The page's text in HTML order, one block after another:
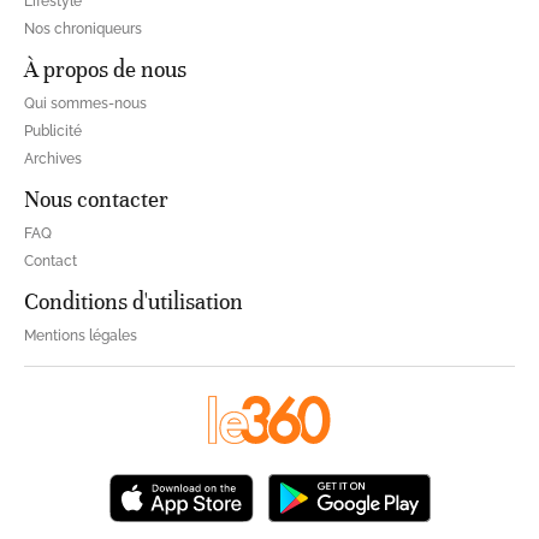
Nos chroniqueurs
À propos de nous
Qui sommes-nous
Publicité
Archives
Nous contacter
FAQ
Contact
Conditions d'utilisation
Mentions légales